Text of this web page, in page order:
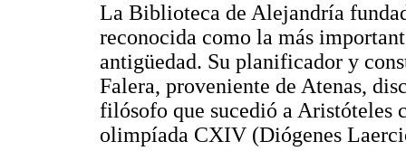
La Biblioteca de Alejandría
reconocida como la más
antigüedad. Su planificador y
Falera, proveniente de Atenas,
filósofo que sucedió a Aristóteles
olimpíada CXIV (Diógenes